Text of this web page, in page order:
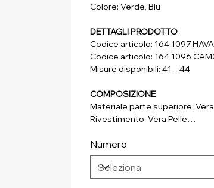
Colore: Verde, Blu
DETTAGLI PRODOTTO
Codice articolo: 164 1097
Codice articolo: 164 1096
Misure disponibili: 41 – 44
COMPOSIZIONE
Materiale parte superiore:
Rivestimento: Vera Pelle
Suola: Materiale Sintetico
Numero